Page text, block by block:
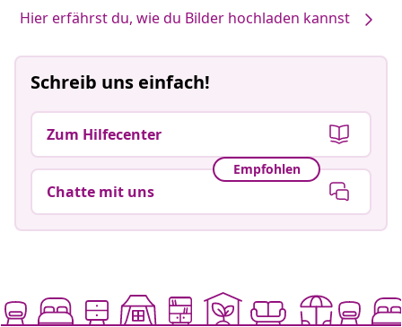
Hier erfährst du, wie du Bilder hochladen kannst
Schreib uns einfach!
Zum Hilfecenter
Empfohlen
Chatte mit uns